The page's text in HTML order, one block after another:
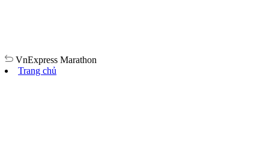
VnExpress Marathon
Trang chủ